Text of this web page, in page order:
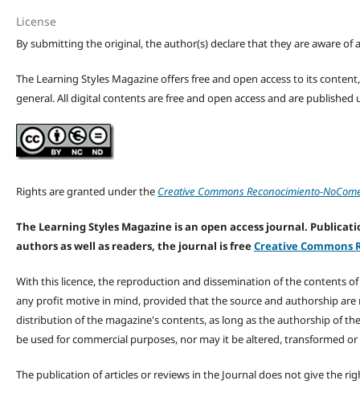
License
By submitting the original, the author(s) declare that they are aware of
The Learning Styles Magazine offers free and open access to its
general. All digital contents are free and open access and are published
Rights are granted under the Creative Commons Reconocimiento-
The Learning Styles Magazine is an open access journal.
authors as well as readers, the journal is freeCreative Commons
With this licence, the reproduction and dissemination of the contents
any profit motive in mind, provided that the source and authorship
distribution of the magazine's contents, as long as the authorship of
be used for commercial purposes, nor may it be altered, transformed
The publication of articles or reviews in the Journal does not give the